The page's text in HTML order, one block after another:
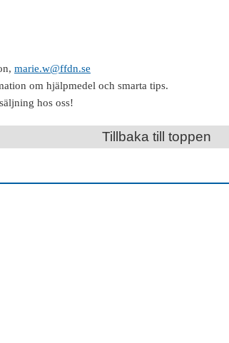
marie.w@ffdn.se
om hjälpmedel och smarta tips.
hos oss!
Tillbaka till toppen